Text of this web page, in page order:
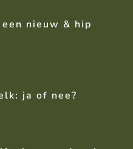
nieuw & hip
ja of nee?